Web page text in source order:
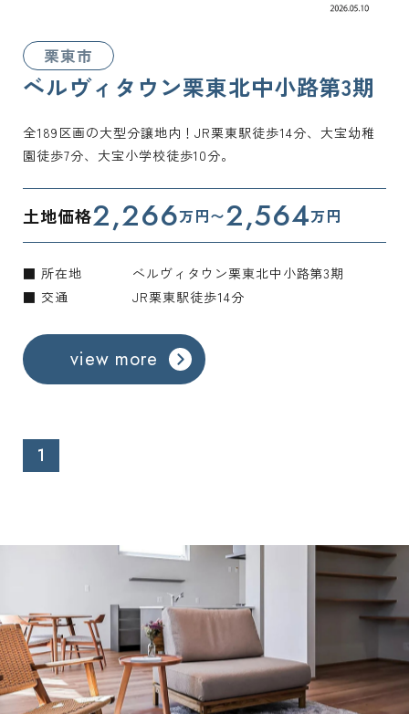
栗東市
ベルヴィタウン栗東北中小路第3期
全189区画の大型分譲地内！JR栗東駅徒歩14分、大宝幼稚
園徒歩7分、大宝小学校徒歩10分。
土地価格2,266万円〜2,564万円
■ 所在地
ベルヴィタウン栗東北中小路第3期
■ 交通
JR栗東駅徒歩14分
view more
1